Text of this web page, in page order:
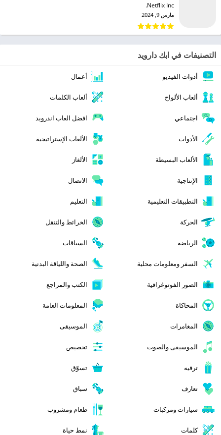
Netflix Inc.‏
مارس 9, 2024
التصنيفات في ابك دارويد
أدوات الفيديو أعمال
ألعاب الألواح ألعاب الكلمات
اجتماعي افضل العاب اندرويد
الأدوات الألعاب الإستراتيجية
الألعاب البسيطة الألغاز
الإنتاجية الاتصال
التطبيقات التعليمية التعليم
الحركة الخرائط والتنقل
الرياضة السباقات
السفر ومعلومات محلية الصحة واللياقة البدنية
الصور الفوتوغرافية الكتب والمراجع
المحاكاة المعلومات العامة
المغامرات الموسيقى
الموسيقى والصوت تخصيص
ترفيه تسوّق
تعارف سباق
سيارات ومركبات طعام ومشروب
كلمات نمط حياة